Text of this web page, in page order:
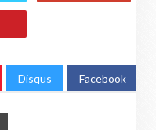
Disqus Facebook